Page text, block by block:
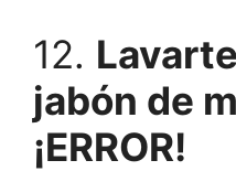
12.
jabón de
¡ERROR!